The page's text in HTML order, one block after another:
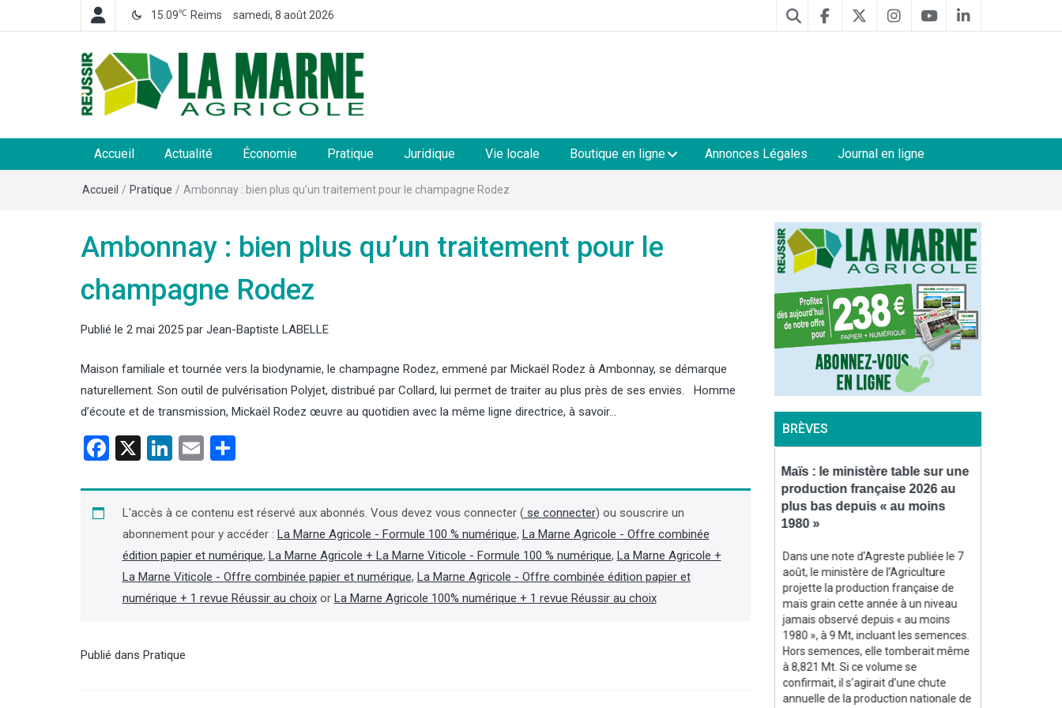
15.09℃ Reims samedi, 8 août 2026
La Marne Agricole
et rurales
Accueil Actualité Économie Pratique Juridique Vie locale Boutique en ligne Annonces Légales Journal en ligne
Accueil / Pratique / Ambonnay : bien plus qu’un traitement pour le champagne Rodez
Ambonnay : bien plus qu’un traitement pour le
champagne Rodez
Publié le 2 mai 2025 par Jean-Baptiste LABELLE
Maison familiale et tournée vers la biodynamie, le champagne Rodez, emmené par Mickaël Rodez à Ambonnay, se démarque
naturellement. Son outil de pulvérisation Polyjet, distribué par Collard, lui permet de traiter au plus près de ses envies. Homme
d’écoute et de transmission, Mickaël Rodez œuvre au quotidien avec la même ligne directrice, à savoir…
Facebook
X LinkedIn
Email
L'accès à ce contenu est réservé aux abonnés. Vous devez vous connecter (se connecter) ou souscrire un
abonnement pour y accéder : La Marne Agricole - Formule 100 % numérique, La Marne Agricole - Offre combinée
édition papier et numérique, La Marne Agricole + La Marne Viticole - Formule 100 % numérique, La Marne Agricole +
La Marne Viticole - Offre combinée papier et numérique, La Marne Agricole - Offre combinée édition papier et
numérique + 1 revue Réussir au choixor La Marne Agricole 100% numérique + 1 revue Réussir au choix
Publié dans Pratique
BRÈVES
des importations et de leur
poids dans la consommation
Une récente synthèse de
FranceAgriMer et d’Agreste
(ministère de l’Agriculture) souligne la
« dépendance croissante aux
importations » de l’Hexagone, alors
continué leur croissance en 2025, de
5 %. (Lire la suite dans l'Agra Fil)
prévoit des rendements au plus
bas depuis 1996
Dans sa note de conjoncture du 7
août, consacrée aux grandes cultures,
Agreste (ministère de l’Agriculture)
estime à un peu moins de 40 t/ha les
rendements moyens hexagonaux
pommes attendue en forte
baisse, celle de poires en
hausse
La récolte de pommes des principaux
pays producteurs de l’Union
millions de tonne (Mt), soit une baisse
Maïs : le ministère table sur une
production française 2026 au
plus bas depuis « au moins
1980 »
Dans une note d’Agreste publiée le 7
août, le ministère de l’Agriculture
projette la production française de
maïs grain cette année à un niveau
jamais observé depuis « au moins
1980 », à 9 Mt, incluant les semences.
Hors semences, elle tomberait même
à 8,821 Mt. Si ce volume se
confirmait, il s’agirait d’une chute
annuelle de la production nationale de